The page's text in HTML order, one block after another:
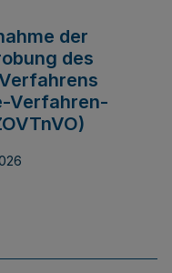
der
des
Verfahren-